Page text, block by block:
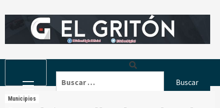
to
Menu
Municipios